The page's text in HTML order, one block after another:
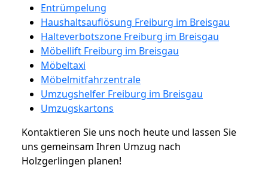
Entrümpelung
Haushaltsauflösung Freiburg im Breisgau
Halteverbotszone Freiburg im Breisgau
Möbellift Freiburg im Breisgau
Möbeltaxi
Möbelmitfahrzentrale
Umzugshelfer Freiburg im Breisgau
Umzugskartons
Kontaktieren Sie uns noch heute und lassen Sie
uns gemeinsam Ihren Umzug nach
Holzgerlingen planen!